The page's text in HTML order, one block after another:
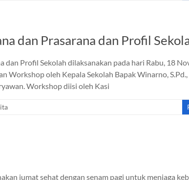
dan Prasarana dan Profil
dan Profil Sekolah dilaksanakan pada hari Rabu, 18
Workshop oleh Kepala Sekolah Bapak Winarno,
Workshop diisi oleh Kasi
jumat sehat dengan senam pagi untuk menjaga